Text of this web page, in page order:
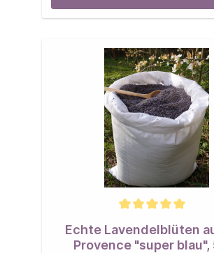
Echte Lavendelblüten
Provence "super blau",